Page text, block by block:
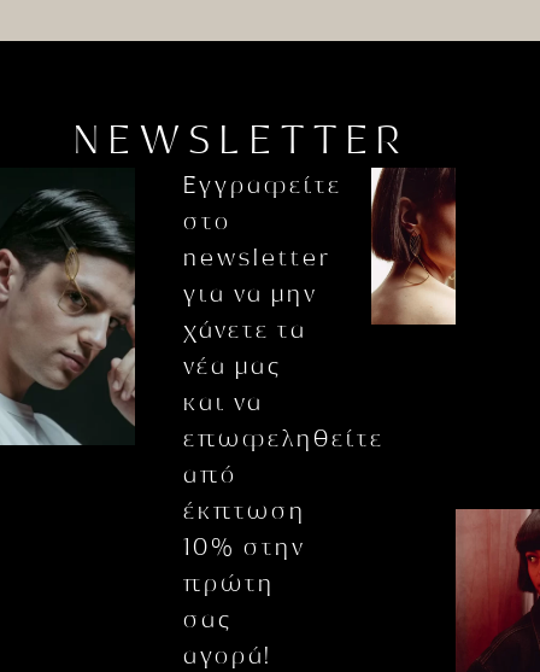
NEWSLETTER
Εγγραφείτε
στο
newsletter
για να μην
χάνετε τα
νέα μας
και να
επωφεληθείτε
από
έκπτωση
10% στην
πρώτη
σας
αγορά!